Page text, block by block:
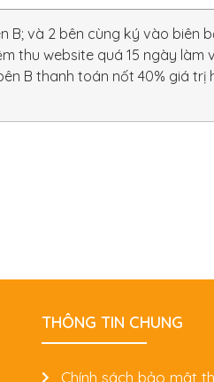
B; và 2 bên cùng ký vào biên
thu website quá 15 ngày làm
B thanh toán nốt 40% giá trị
THÔNG TIN CHUNG
Chính sách bảo mật